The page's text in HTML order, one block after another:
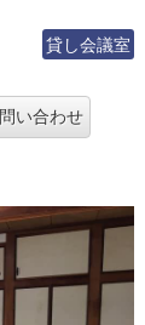
貸し会議室
問い合わせ